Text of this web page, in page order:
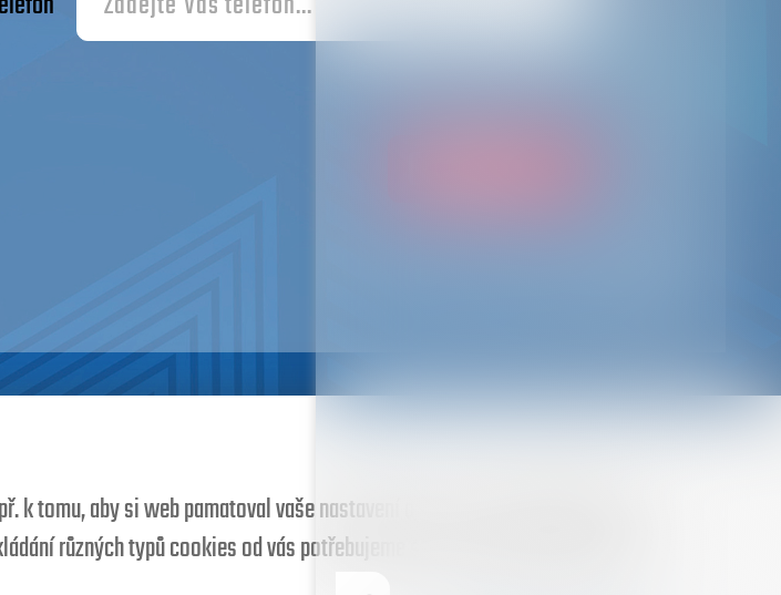
@policiecz
tomu, aby si web pamatoval vaše nastavení a to, co vás zajímá, řádně se
různých typů cookies od vás potřebujeme souhlas. Web bude fungovat i